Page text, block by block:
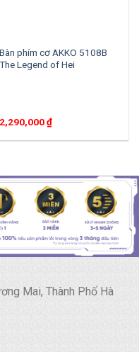
Bàn phím cơ AKKO 5108B
The Legend of Hei
2,290,000₫
Mai, Thành Phố Hà